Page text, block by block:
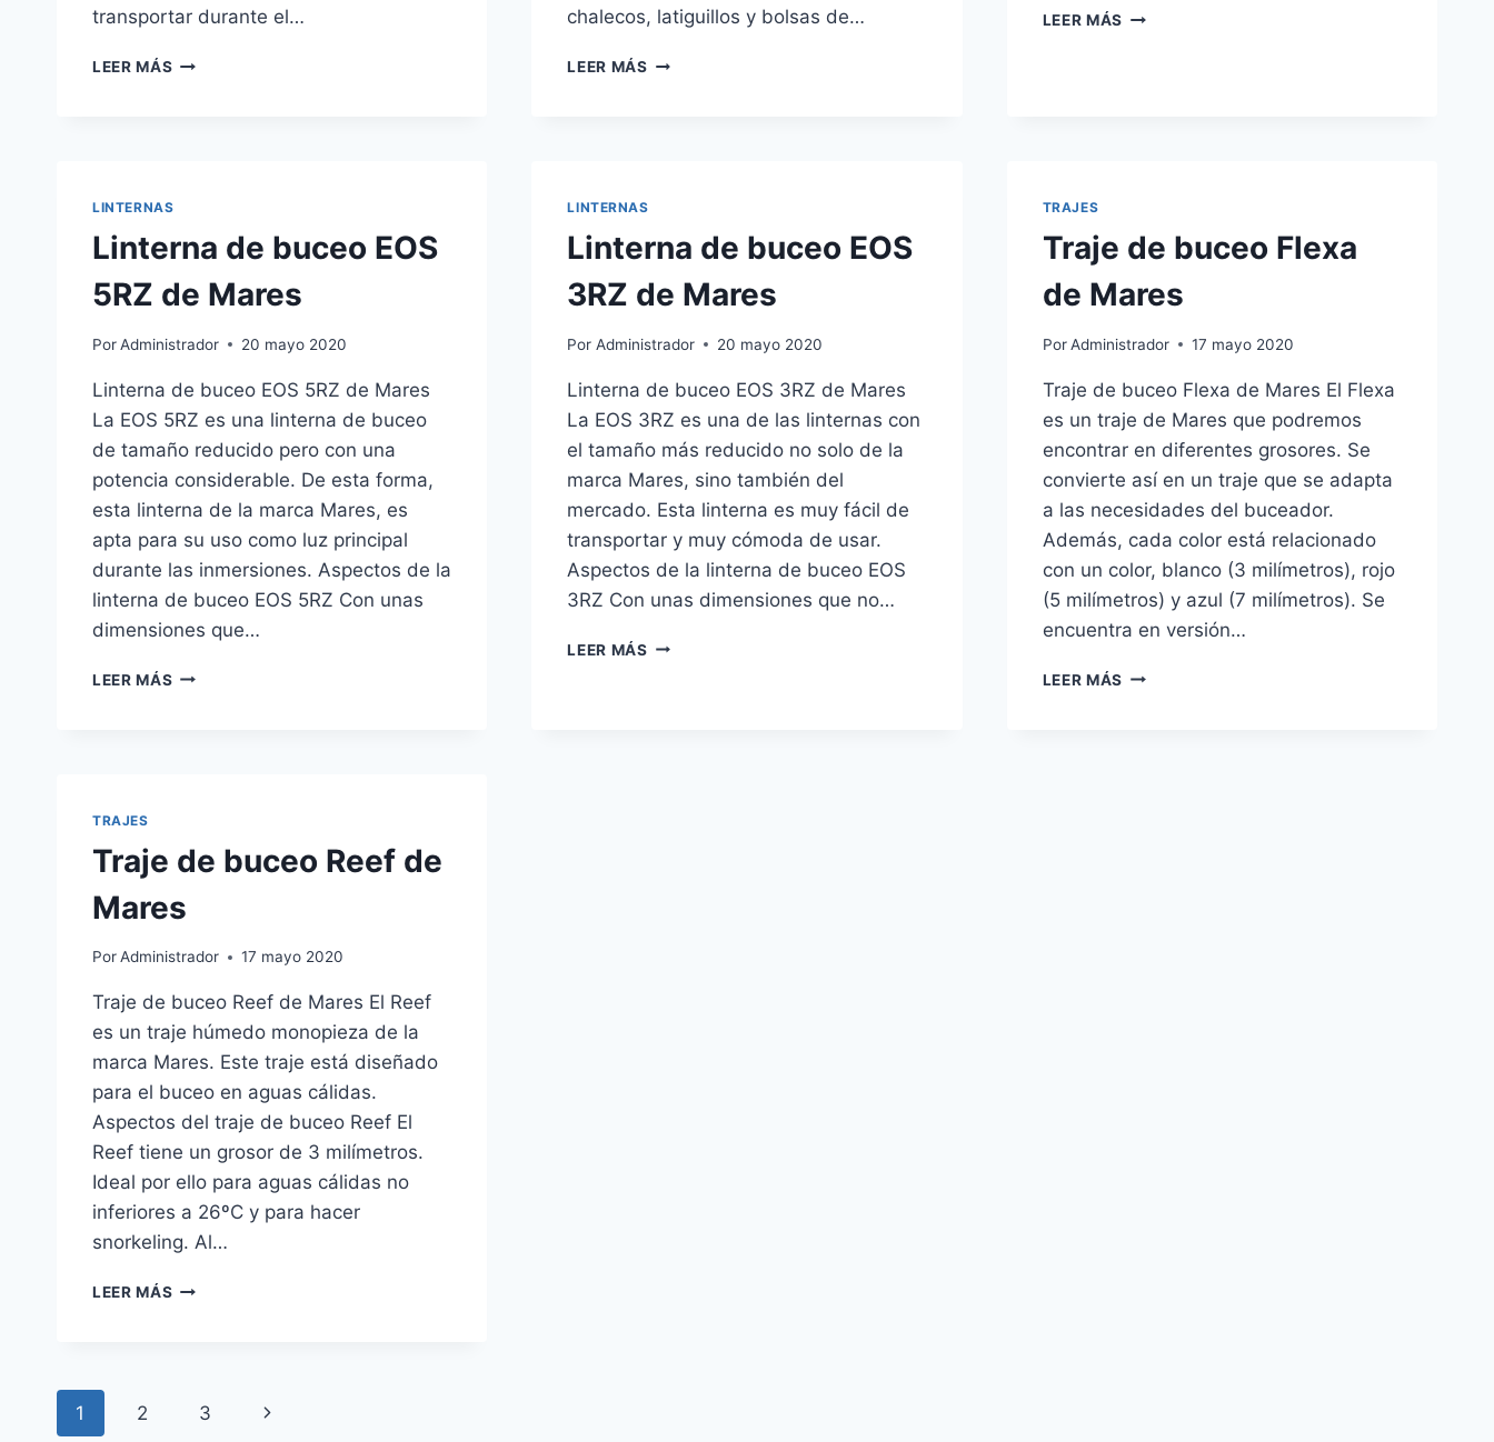
transportar durante el…
LEER MÁS BOYA
ONE
MARES
chalecos, latiguillos y bolsas de…
LEER MÁS CUCHILLO
LEER MÁS LINTERNA
LINTERNAS
Linterna de buceo EOS
5RZ de Mares
PorAdministrador 20 mayo 2020
Linterna de buceo EOS 5RZ de Mares
La EOS 5RZ es una linterna de buceo
de tamaño reducido pero con una
potencia considerable. De esta forma,
esta linterna de la marca Mares, es
apta para su uso como luz principal
durante las inmersiones. Aspectos de la
linterna de buceo EOS 5RZ Con unas
dimensiones que…
LEER MÁS LINTERNA
LINTERNAS
Linterna de buceo EOS
3RZ de Mares
Por Administrador 20 mayo 2020
Linterna de buceo EOS 3RZ de Mares
La EOS 3RZ es una de las linternas con
el tamaño más reducido no solo de la
marca Mares, sino también del
mercado. Esta linterna es muy fácil de
transportar y muy cómoda de usar.
Aspectos de la linterna de buceo EOS
3RZ Con unas dimensiones que no…
LEER MÁS LINTERNA
TRAJES
Traje de buceo Flexa
de Mares
Por Administrador 17 mayo 2020
Traje de buceo Flexa de Mares El Flexa
es un traje de Mares que podremos
encontrar en diferentes grosores. Se
convierte así en un traje que se adapta
a las necesidades del buceador.
Además, cada color está relacionado
con un color, blanco (3 milímetros), rojo
(5 milímetros) y azul (7 milímetros). Se
encuentra en versión…
LEER MÁS TRAJE
TRAJES
Traje de buceo Reef de
Mares
PorAdministrador 17 mayo 2020
Traje de buceo Reef de Mares El Reef
es un traje húmedo monopieza de la
marca Mares. Este traje está diseñado
para el buceo en aguas cálidas.
Aspectos del traje de buceo Reef El
Reef tiene un grosor de 3 milímetros.
Ideal por ello para aguas cálidas no
inferiores a 26ºC y para hacer
snorkeling. Al…
LEER MÁS TRAJE
MARES
Navegación
1 2 3 Siguiente